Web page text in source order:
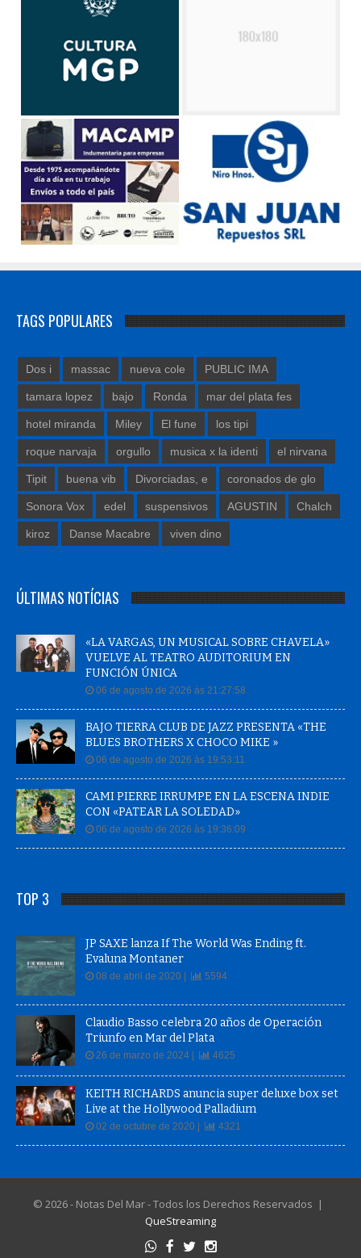
TAGS POPULARES
Dos i massac nueva cole PUBLIC IMA
tamara lopez bajo Ronda mar del plata fes
hotel miranda Miley El fune los tipi
roque narvaja orgullo musica x la identi el nirvana
Tipit buena vib Divorciadas, e coronados de glo
Sonora Vox edel suspensivos AGUSTIN Chalch
kiroz Danse Macabre viven dino
ÚLTIMAS NOTÍCIAS
«LA VARGAS, UN MUSICAL SOBRE CHAVELA»
VUELVE AL TEATRO AUDITORIUM EN
FUNCIÓN ÚNICA
06 de agosto de 2026 às 21:27:58
BAJO TIERRA CLUB DE JAZZ PRESENTA «THE
BLUES BROTHERS X CHOCO MIKE »
06 de agosto de 2026 às 19:53:11
CAMI PIERRE IRRUMPE EN LA ESCENA INDIE
CON «PATEAR LA SOLEDAD»
06 de agosto de 2026 às 19:36:09
TOP 3
JP SAXE lanza If The World Was Ending ft.
Evaluna Montaner
08 de abril de 2020 | 5594
Claudio Basso celebra 20 años de Operación
Triunfo en Mar del Plata
26 de marzo de 2024 | 4625
KEITH RICHARDS anuncia super deluxe box set
Live at the Hollywood Palladium
02 de octubre de 2020 | 4321
© 2026 - Notas Del Mar - Todos los Derechos Reservados |
QueStreaming